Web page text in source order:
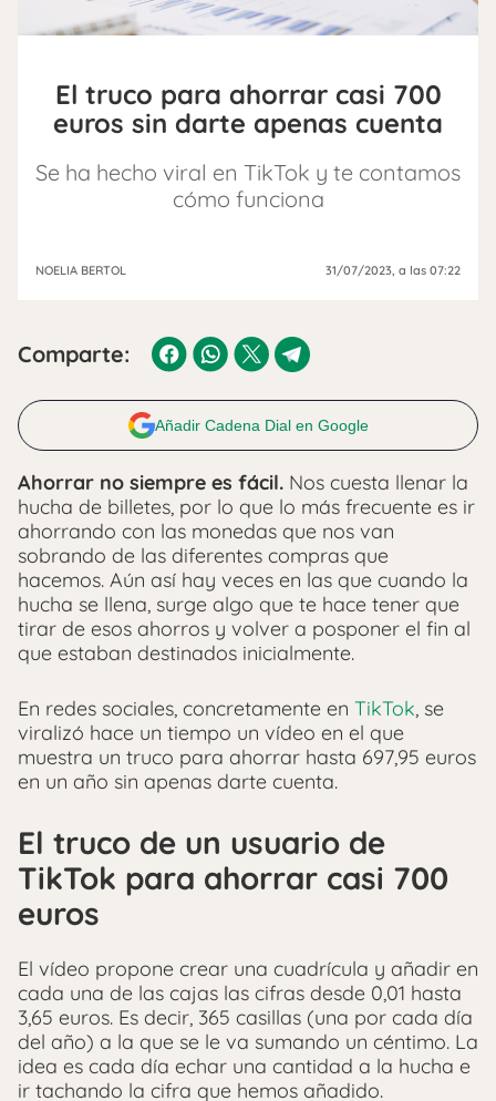
El truco para ahorrar casi 700
euros sin darte apenas cuenta
Se ha hecho viral en TikTok y te contamos
cómo funciona
NOELIA BERTOL 31/07/2023, a las 07:22
Comparte:
Añadir Cadena Dial en Google
Ahorrar no siempre es fácil. Nos cuesta llenar la
hucha de billetes, por lo que lo más frecuente es ir
ahorrando con las monedas que nos van
sobrando de las diferentes compras que
hacemos. Aún así hay veces en las que cuando la
hucha se llena, surge algo que te hace tener que
tirar de esos ahorros y volver a posponer el fin al
que estaban destinados inicialmente.
En redes sociales, concretamente en TikTok, se
viralizó hace un tiempo un vídeo en el que
muestra un truco para ahorrar hasta 697,95 euros
en un año sin apenas darte cuenta.
El truco de un usuario de
TikTok para ahorrar casi 700
euros
El vídeo propone crear una cuadrícula y añadir en
cada una de las cajas las cifras desde 0,01 hasta
3,65 euros. Es decir, 365 casillas (una por cada día
del año) a la que se le va sumando un céntimo. La
idea es cada día echar una cantidad a la hucha e
ir tachando la cifra que hemos añadido.